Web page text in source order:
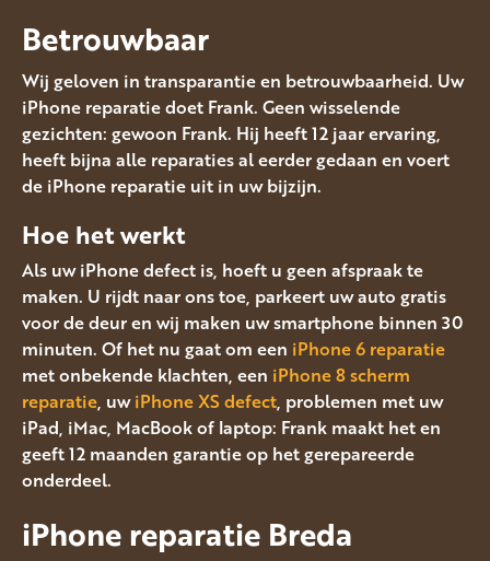
Betrouwbaar
Wij geloven in transparantie en betrouwbaarheid. Uw
iPhone reparatie doet Frank. Geen wisselende
gezichten: gewoon Frank. Hij heeft 12 jaar ervaring,
heeft bijna alle reparaties al eerder gedaan en voert
de iPhone reparatie uit in uw bijzijn.
Hoe het werkt
Als uw iPhone defect is, hoeft u geen afspraak te
maken. U rijdt naar ons toe, parkeert uw auto gratis
voor de deur en wij maken uw smartphone binnen 30
minuten. Of het nu gaat om een iPhone 6 reparatie
met onbekende klachten, een iPhone 8 scherm
reparatie, uwiPhone XS defect, problemen met uw
iPad, iMac, MacBook of laptop: Frank maakt het en
geeft 12 maanden garantie op het gerepareerde
onderdeel.
iPhone reparatie Breda